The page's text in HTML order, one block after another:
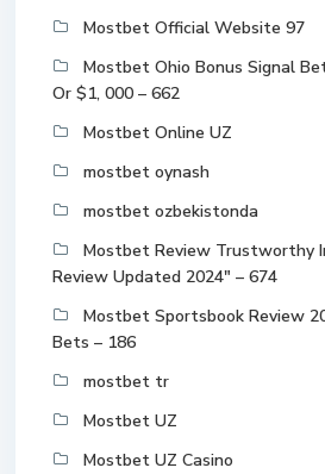
Mostbet Official Website 97
Mostbet Ohio Bonus Signal
Or $1, 000 – 662
Mostbet Online UZ
mostbet oynash
mostbet ozbekistonda
Mostbet Review Trustworthy
Review Updated 2024" – 674
Mostbet Sportsbook Review
Bets – 186
mostbet tr
Mostbet UZ
Mostbet UZ Casino